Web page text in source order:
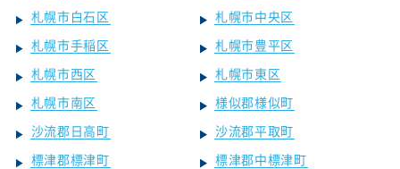
札幌市白石区
札幌市中央区
札幌市手稲区
札幌市豊平区
札幌市西区
札幌市東区
札幌市南区
様似郡様似町
沙流郡日高町
沙流郡平取町
標津郡標津町
標津郡中標津町